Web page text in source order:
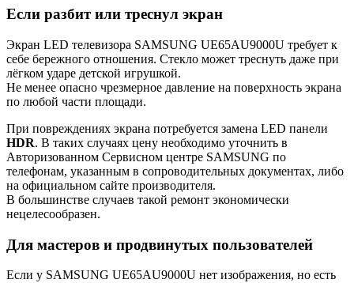
Если разбит или треснул экран
Экран LED телевизора SAMSUNG UE65AU9000U требует к
себе бережного отношения. Стекло может треснуть даже при
лёгком ударе детской игрушкой.
Не менее опасно чрезмерное давление на поверхность экрана
по любой части площади.
При повреждениях экрана потребуется замена LED панели
HDR. В таких случаях цену необходимо уточнить в
Авторизованном Сервисном центре SAMSUNG по
телефонам, указанным в сопроводительных документах, либо
на официальном сайте производителя.
В большинстве случаев такой ремонт экономически
нецелесообразен.
Для мастеров и продвинутых пользователей
Если у SAMSUNG UE65AU9000U нет изображения, но есть